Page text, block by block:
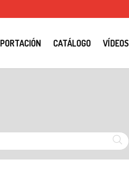
CATÁLOGO VÍDEOS